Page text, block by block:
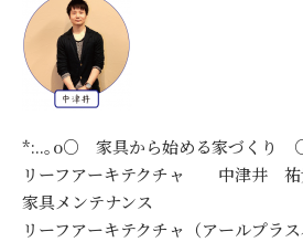
*:..｡o○ 家具から始める家づくり
リーフアーキテクチャ 中津井 祐
家具メンテナンス
リーフアーキテクチャ（アールプラス